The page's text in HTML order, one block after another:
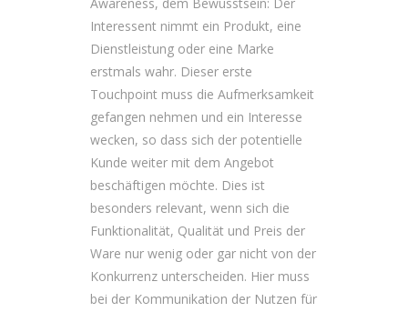
Interessent nimmt ein Produkt, eine
Dienstleistung oder eine Marke
erstmals wahr. Dieser erste
Touchpoint muss die Aufmerksamkeit
gefangen nehmen und ein Interesse
wecken, so dass sich der potentielle
Kunde weiter mit dem Angebot
beschäftigen möchte. Dies ist
besonders relevant, wenn sich die
Funktionalität, Qualität und Preis der
Ware nur wenig oder gar nicht von der
Konkurrenz unterscheiden. Hier muss
bei der Kommunikation der Nutzen für